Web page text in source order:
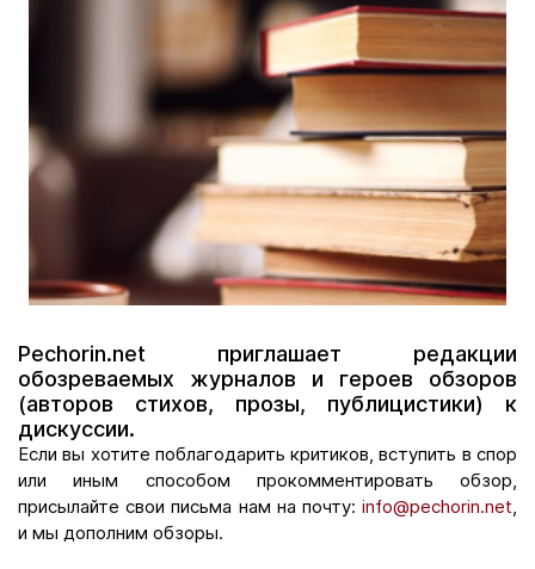
Pechorin.net приглашает редакции
обозреваемых журналов и героев обзоров
(авторов стихов, прозы, публицистики) к
дискуссии.
Если вы хотите поблагодарить критиков, вступить в спор
или иным способом прокомментировать обзор,
присылайте свои письма нам на почту: info@pechorin.net,
и мы дополним обзоры.